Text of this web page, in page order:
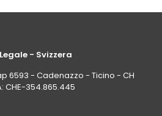
- Svizzera
6593 - Cadenazzo - Ticino - CH
CHE-354.865.445